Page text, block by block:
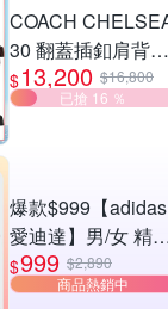
滿1件享95折
COACH
30 翻蓋插釦肩背包
兩色供選
$13,200 $16,800
已搶 16 ％
爆款$999【adidas
愛迪達】男/女 精
運動鞋休閒鞋 任選
均一價
$999 $2,890
商品熱銷中